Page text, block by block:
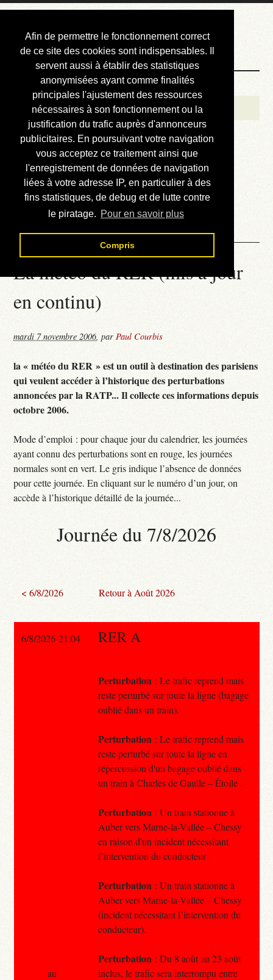
Afin de permettre le fonctionnement correct
de ce site des cookies sont indispensables. Il
servent aussi à établir des statistiques
anonymisées ayant comme finalités
principales l'ajustement des ressources
nécessaires à son fonctionnement ou la
justification du trafic auprès d'annonceurs
publicitaires. En poursuivant votre navigation
vous acceptez ce traitement ainsi que
l'enregistrement de données de navigation
liées à votre adresse IP, en particulier à des
fins statistiques, de debug et de lutte contre
le piratage. Pour en savoir plus
Compris
Courbis, « LE »
Blog Officiel
Bienvenue
Réalisations
Divers (et d’été)
Annonces
Liens externes
Téléchargement
Contact
La météo du RER (mis à jour
en continu)
mardi 7 novembre 2006,parPaul Courbis
la « météo du RER » est un outil à destination des parisiens
qui veulent accéder à l’historique des perturbations
annoncées par la RATP... Il collecte ces informations depuis
octobre 2006.
Mode d’emploi : pour chaque jour du calendrier, les journées
ayant connu des perturbations sont en rouge, les journées
normales sont en vert. Le gris indique l’absence de données
pour cette journée. En cliquant sur le numéro d’un jour, on
accède à l’historique détaillé de la journée...
Journée du 7/8/2026
< 6/8/2026 Retour à Août 2026
6/8/2026 21:04 RER A
Perturbation : Le trafic reprend mais
reste perturbé sur toute la ligne (bagage
oublié dans un train).
Perturbation : Le trafic reprend mais
reste perturbé sur toute la ligne en
répercussion d'un bagage oublié dans
un train à Charles de Gaulle – Étoile .
Perturbation : Un train stationne à
Auber vers Marne-la-Vallée – Chessy
en raison d'un incident nécessitant
l’intervention du conducteur .
Perturbation : Un train stationne à
Auber vers Marne-la-Vallée – Chessy
(incident nécessitant l’intervention du
conducteur).
Perturbation : Du 8 août au 23 août
inclus, le trafic sera interrompu entre
au